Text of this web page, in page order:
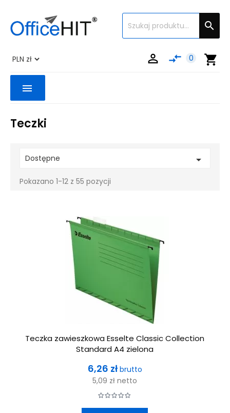

shopping_cart
compare_arrows 0

menu
Teczki
Dostępne 
Pokazano 1-12 z 55 pozycji
Teczka zawieszkowa Esselte Classic Collection
Standard A4 zielona
Cena
6,26 zł brutto
5,09 zł netto